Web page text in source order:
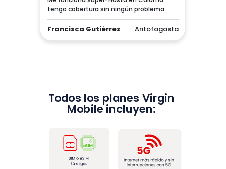
Todos los planes Virgin
Mobile incluyen:
tengo cobertura sin ningún problema.
Francisca Gutiérrez Antofagasta